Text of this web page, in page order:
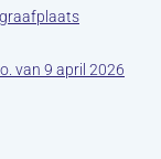
van 9 april 2026